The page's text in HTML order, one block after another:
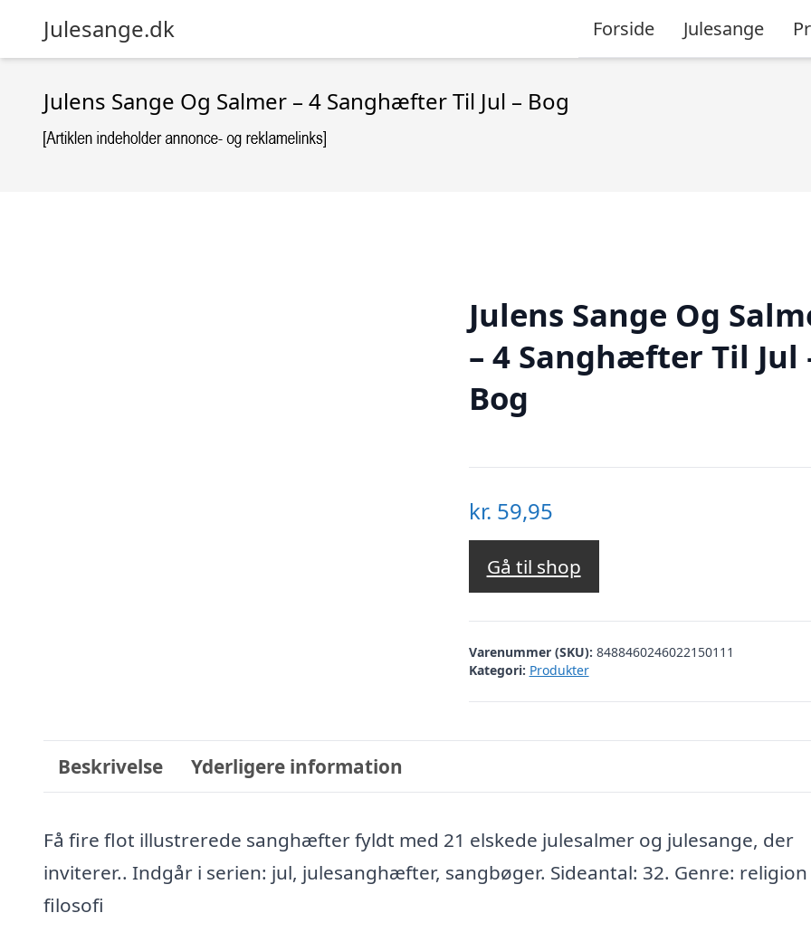
Julesange.dk Forside Julesange
Julens Sange Og Salmer – 4 Sanghæfter Til Jul – Bog
Julens Sange Og
– 4 Sanghæfter Til Jul
Bog
kr. 59,95
Gå til shop
Varenummer (SKU): 8488460246022150111
Kategori: Produkter
Beskrivelse Yderligere information
Få fire flot illustrerede sanghæfter fyldt med 21 elskede julesalmer og julesange, der
inviterer.. Indgår i serien: jul, julesanghæfter, sangbøger. Sideantal: 32. Genre:
filosofi